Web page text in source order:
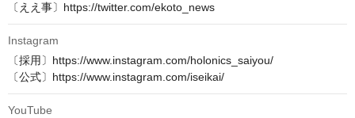
〔ええ事〕https://twitter.com/ekoto_news
Instagram
〔採用〕https://www.instagram.com/holonics_saiyou/
〔公式〕https://www.instagram.com/iseikai/
YouTube